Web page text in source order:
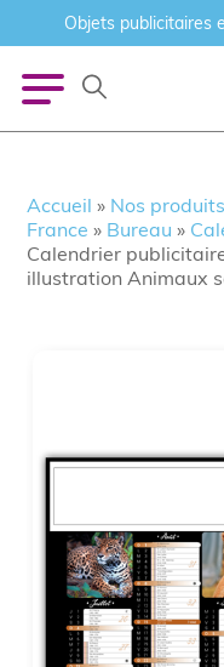
Objets publicitaires
Accueil » Nos produits
France » Bureau »
Calendrier
illustration Animaux